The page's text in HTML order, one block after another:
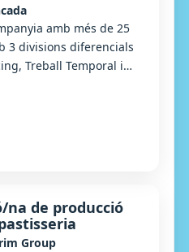
amb més de 25
3 divisions diferencials
Treball Temporal i
na de producció
Group